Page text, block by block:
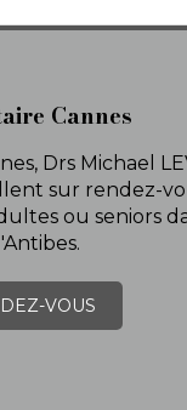
Cannes
Drs Michael
sur rendez-
ou seniors
VOUS